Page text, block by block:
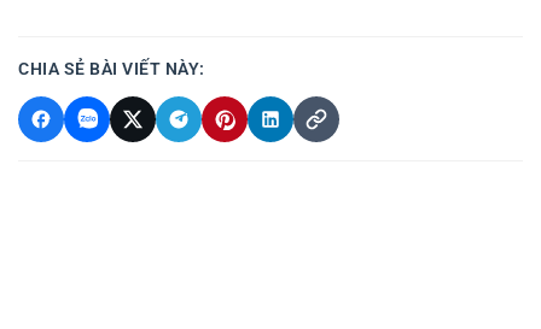
CHIA SẺ BÀI VIẾT NÀY: